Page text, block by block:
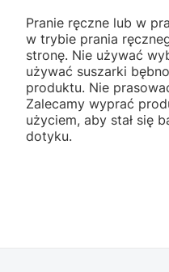
Pranie ręczne lub w
w trybie prania
stronę. Nie używać
używać suszarki
produktu. Nie
Zalecamy wyprać
użyciem, aby stał się
dotyku.